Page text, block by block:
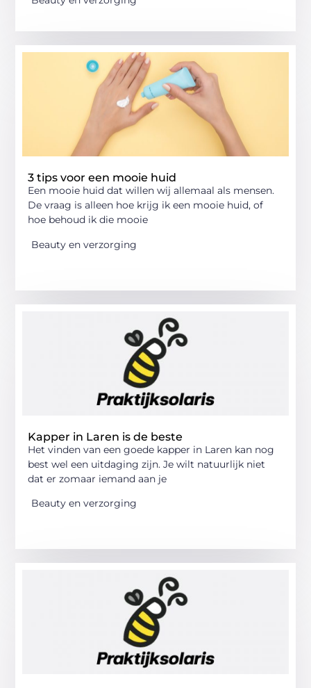
3 tips voor een mooie huid
Een mooie huid dat willen wij allemaal als mensen.
De vraag is alleen hoe krijg ik een mooie huid, of
hoe behoud ik die mooie
Beauty en verzorging
Kapper in Laren is de beste
Het vinden van een goede kapper in Laren kan nog
best wel een uitdaging zijn. Je wilt natuurlijk niet
dat er zomaar iemand aan je
Beauty en verzorging